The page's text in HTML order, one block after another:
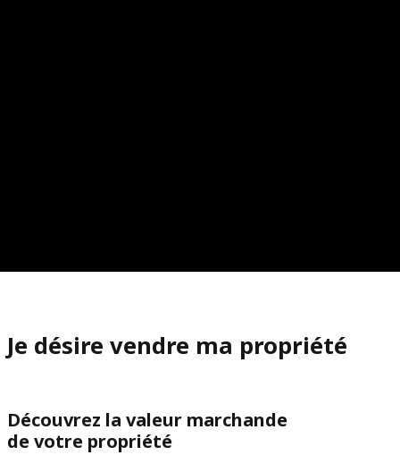
Je désire vendre ma propriété
Découvrez la valeur marchande
de votre propriété